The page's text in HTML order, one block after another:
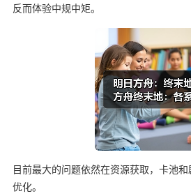
反而体验中规中矩。
目前最大的问题依然在资源获取，卡池
优化。